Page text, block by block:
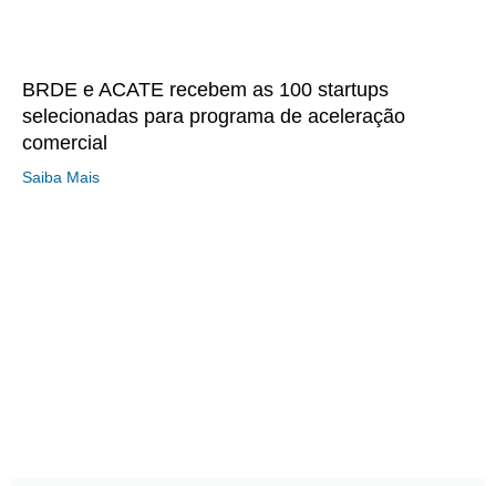
BRDE e ACATE recebem as 100 startups
selecionadas para programa de aceleração
comercial
Saiba Mais